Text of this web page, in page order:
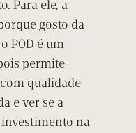
Para ele, a
gosto da
POD é um
permite
qualidade
e ver se a
na